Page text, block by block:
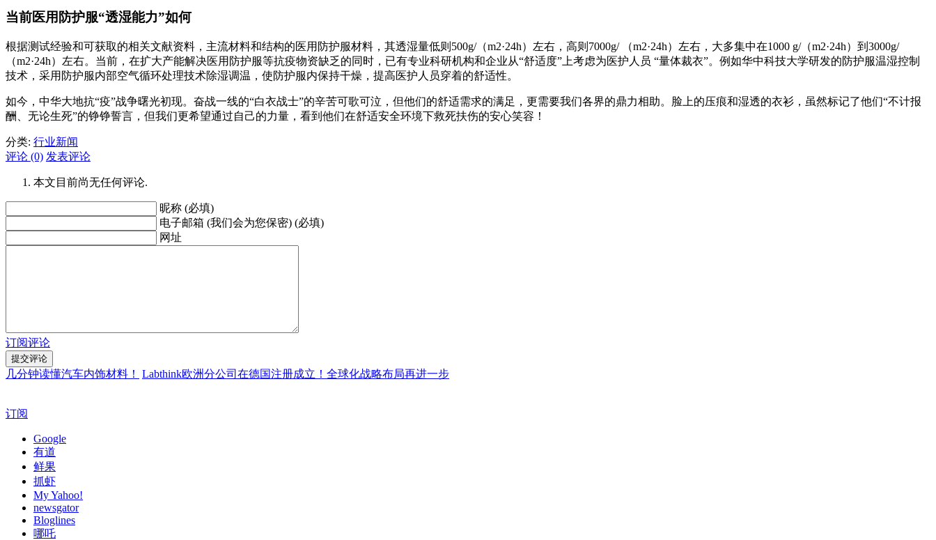
当前医用防护服“透湿能力”如何
根据测试经验和可获取的相关文献资料，主流材料和结构的医用防护服材料，其透湿量低则500g/（m2·24h）左右，高则7000g/ （m2·24h）左右，大多集中在1000 g/（m2·24h）到3000g/
（m2·24h）左右。当前，在扩大产能解决医用防护服等抗疫物资缺乏的同时，已有专业科研机构和企业从“舒适度”上考虑为医护人员 “量体裁衣”。例如华中科技大学研发的防护服温湿控制
技术，采用防护服内部空气循环处理技术除湿调温，使防护服内保持干燥，提高医护人员穿着的舒适性。
如今，中华大地抗“疫”战争曙光初现。奋战一线的“白衣战士”的辛苦可歌可泣，但他们的舒适需求的满足，更需要我们各界的鼎力相助。脸上的压痕和湿透的衣衫，虽然标记了他们“不计报
酬、无论生死”的铮铮誓言，但我们更希望通过自己的力量，看到他们在舒适安全环境下救死扶伤的安心笑容！
分类: 行业新闻
评论 (0) 发表评论
本文目前尚无任何评论.
昵称 (必填)
电子邮箱 (我们会为您保密) (必填)
网址
订阅评论
几分钟读懂汽车内饰材料！ Labthink欧洲分公司在德国注册成立！全球化战略布局再进一步
订阅
Google
有道
鲜果
抓虾
My Yahoo!
newsgator
Bloglines
哪吒